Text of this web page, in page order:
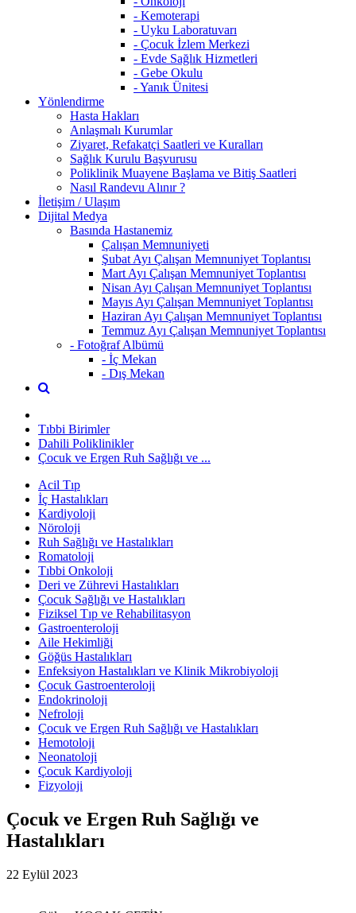
- Kemoterapi
- Uyku Laboratuvarı
- Çocuk İzlem Merkezi
- Evde Sağlık Hizmetleri
- Gebe Okulu
- Yanık Ünitesi
Yönlendirme
Hasta Hakları
Anlaşmalı Kurumlar
Ziyaret, Refakatçi Saatleri ve Kuralları
Sağlık Kurulu Başvurusu
Poliklinik Muayene Başlama ve Bitiş Saatleri
Nasıl Randevu Alınır ?
İletişim / Ulaşım
Dijital Medya
Basında Hastanemiz
Çalışan Memnuniyeti
Şubat Ayı Çalışan Memnuniyet Toplantısı
Mart Ayı Çalışan Memnuniyet Toplantısı
Nisan Ayı Çalışan Memnuniyet Toplantısı
Mayıs Ayı Çalışan Memnuniyet Toplantısı
Haziran Ayı Çalışan Memnuniyet Toplantısı
Temmuz Ayı Çalışan Memnuniyet Toplantısı
- Fotoğraf Albümü
- İç Mekan
- Dış Mekan
Tıbbi Birimler
Dahili Poliklinikler
Çocuk ve Ergen Ruh Sağlığı ve ...
Acil Tıp
İç Hastalıkları
Kardiyoloji
Nöroloji
Ruh Sağlığı ve Hastalıkları
Romatoloji
Tıbbi Onkoloji
Deri ve Zührevi Hastalıkları
Çocuk Sağlığı ve Hastalıkları
Fiziksel Tıp ve Rehabilitasyon
Gastroenteroloji
Aile Hekimliği
Göğüs Hastalıkları
Enfeksiyon Hastalıkları ve Klinik Mikrobiyoloji
Çocuk Gastroenteroloji
Endokrinoloji
Nefroloji
Çocuk ve Ergen Ruh Sağlığı ve Hastalıkları
Hemotoloji
Neonatoloji
Çocuk Kardiyoloji
Fizyoloji
Çocuk ve Ergen Ruh Sağlığı ve
Hastalıkları
22 Eylül 2023